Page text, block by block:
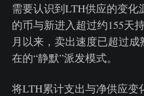
需要认识到LTH供应的变化
的币与新进入超过约155天
月以来，卖出速度已超过
在的“静默”派发模式。
将LTH累计支出与净供应变